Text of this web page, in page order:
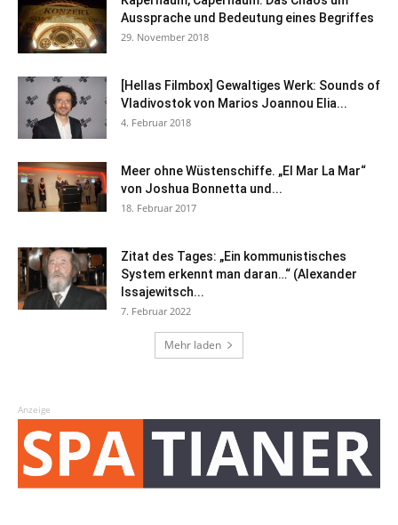
Aussprache und Bedeutung eines Begriffes
29. November 2018
[Hellas Filmbox] Gewaltiges Werk: Sounds of
Vladivostok von Marios Joannou Elia...
4. Februar 2018
Meer ohne Wüstenschiffe. „El Mar La Mar“
von Joshua Bonnetta und...
18. Februar 2017
Zitat des Tages: „Ein kommunistisches
System erkennt man daran…“ (Alexander
Issajewitsch...
7. Februar 2022
Mehr laden
Anzeige